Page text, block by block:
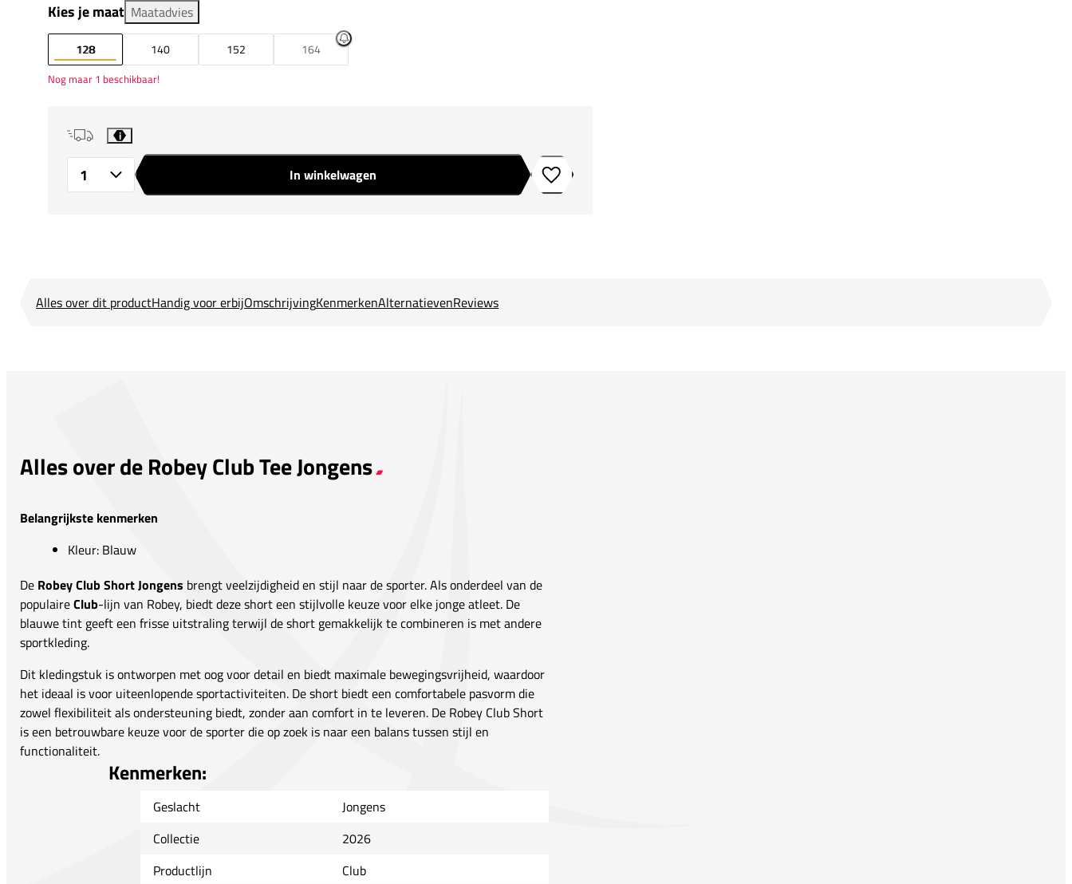
Kies je maat Maatadvies
128 140 152 164
Nog maar 1 beschikbaar!
i
In winkelwagen Toevoegen aan verlanglijstje
Alles over dit productHandig voor erbijOmschrijvingKenmerkenAlternatievenReviews
Alles over de Robey Club Tee Jongens
Belangrijkste kenmerken
Kleur: Blauw
De Robey Club Short Jongens brengt veelzijdigheid en stijl naar de sporter. Als onderdeel van de
populaireClub-lijn van Robey, biedt deze short een stijlvolle keuze voor elke jonge atleet. De
blauwe tint geeft een frisse uitstraling terwijl de short gemakkelijk te combineren is met andere
sportkleding.
Dit kledingstuk is ontworpen met oog voor detail en biedt maximale bewegingsvrijheid, waardoor
het ideaal is voor uiteenlopende sportactiviteiten. De short biedt een comfortabele pasvorm die
zowel flexibiliteit als ondersteuning biedt, zonder aan comfort in te leveren. De Robey Club Short
is een betrouwbare keuze voor de sporter die op zoek is naar een balans tussen stijl en
functionaliteit.
Kenmerken:
Geslacht
Jongens
Collectie
2026
Productlijn
Club